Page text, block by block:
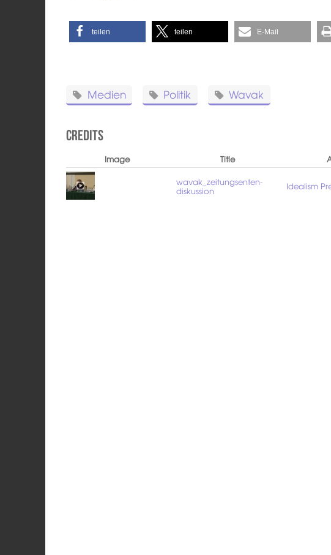
teilen teilen E-Mail
Medien Politik Wavak
Credits
Image Title
wavak_zeitungsenten-
diskussion Idealism